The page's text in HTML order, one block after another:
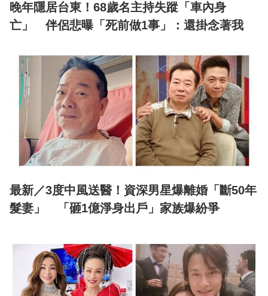
晚年隱居台東！68歲名主持失蹤「車內身
亡」 伴侶悲曝「死前做1事」：還掛念著我
最新／3度中風送醫！資深男星爆離婚「斷50年
髮妻」 「砸1億淨身出戶」家族爆紛爭